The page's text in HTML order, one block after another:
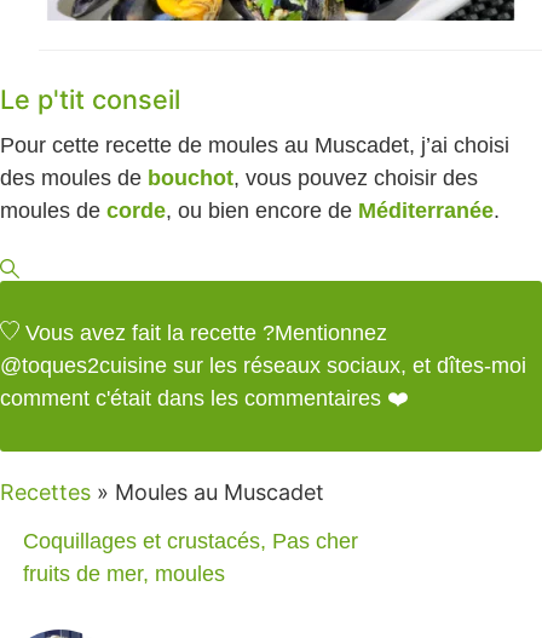
Le p'tit conseil
Pour cette recette de moules au Muscadet, j’ai choisi
des moules de bouchot, vous pouvez choisir des
moules de corde, ou bien encore de Méditerranée.
Vous avez fait la recette ?Mentionnez
@toques2cuisine sur les réseaux sociaux, et dîtes-moi
comment c'était dans les commentaires ❤️
Recettes » Moules au Muscadet
Coquillages et crustacés, Pas cher
fruits de mer, moules